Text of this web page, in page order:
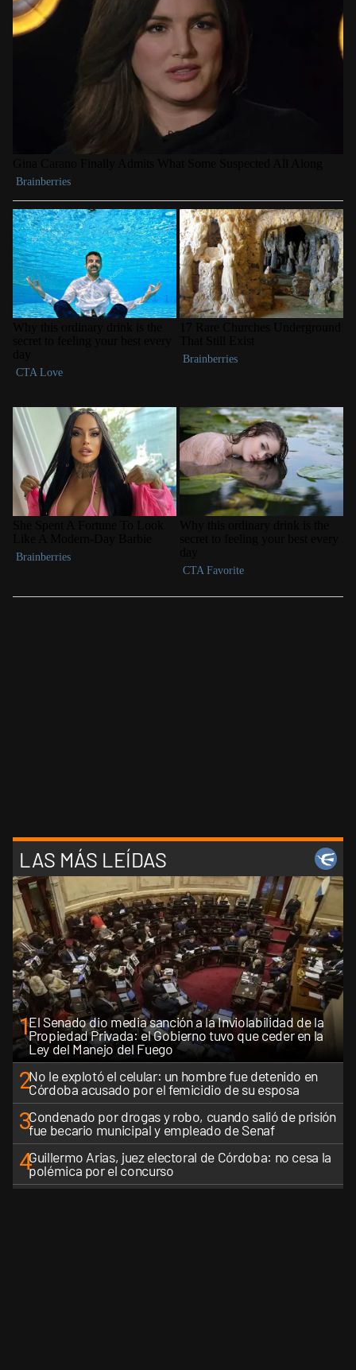
LAS MÁS LEÍDAS
1El Senado dio media sanción a la Inviolabilidad de la
Propiedad Privada: el Gobierno tuvo que ceder en la
Ley del Manejo del Fuego
2No le explotó el celular: un hombre fue detenido en
Córdoba acusado por el femicidio de su esposa
3Condenado por drogas y robo, cuando salió de prisión
fue becario municipal y empleado de Senaf
4Guillermo Arias, juez electoral de Córdoba: no cesa la
polémica por el concurso